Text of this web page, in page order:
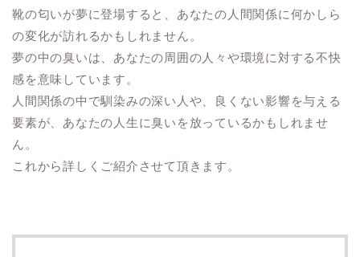
靴の匂いが夢に登場すると、あなたの人間関係に何かしら
の変化が訪れるかもしれません。
夢の中の臭いは、あなたの周囲の人々や環境に対する不快
感を意味しています。
人間関係の中で馴染みの深い人や、良くない影響を与える
要素が、あなたの人生に臭いを放っているかもしれませ
ん。
これから詳しくご紹介させて頂きます。